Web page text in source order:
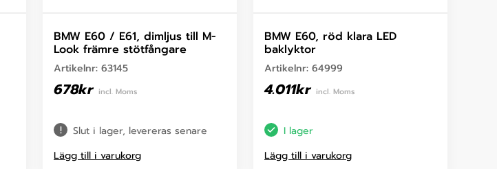
BMW E60 / E61, dimljus till M-
Look främre stötfångare
Artikelnr: 63145
678kr incl. Moms
Slut i lager, levereras senare
Lägg till i varukorg
BMW E60, röd klara LED
baklyktor
Artikelnr: 64999
4.011kr incl. Moms
I lager
Lägg till i varukorg